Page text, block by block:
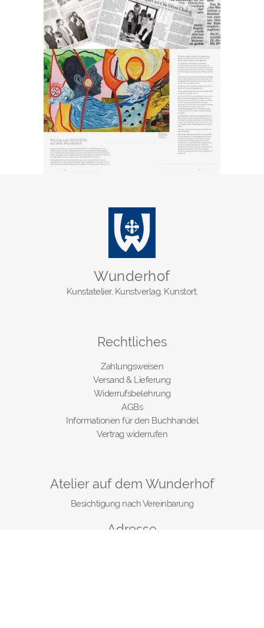
Wunderhof
Kunstatelier, Kunstverlag, Kunstort.
Rechtliches
Zahlungsweisen
Versand & Lieferung
Widerrufsbelehrung
AGBs
Informationen für den Buchhandel
Vertrag widerrufen
Atelier auf dem Wunderhof
Besichtigung nach Vereinbarung
Adresse